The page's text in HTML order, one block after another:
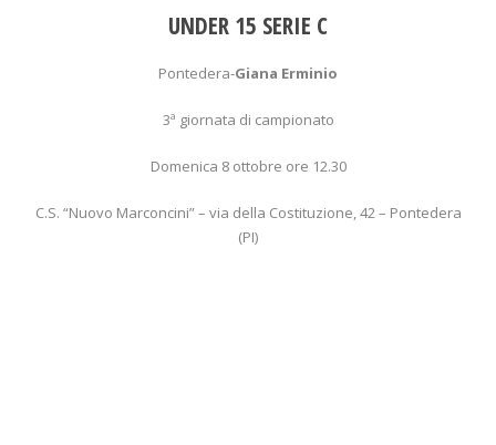
UNDER 15 SERIE C
Pontedera-Giana Erminio
3ª giornata di campionato
Domenica 8 ottobre ore 12.30
C.S. “Nuovo Marconcini” – via della Costituzione, 42 – Pontedera
(PI)